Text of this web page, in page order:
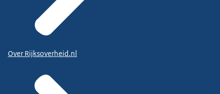
Over Rijksoverheid.nl